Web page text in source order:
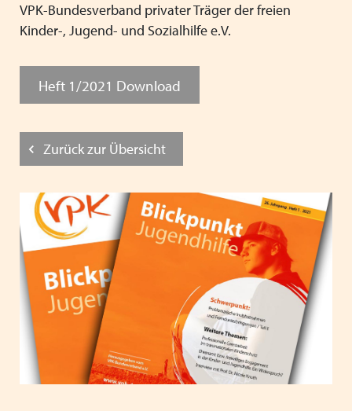
VPK-Bundesverband privater Träger der freien
Kinder-, Jugend- und Sozialhilfe e.V.
Heft 1/2021 Download
Zurück zur Übersicht